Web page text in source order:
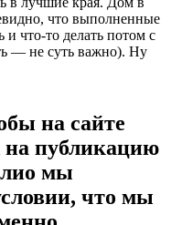
что выполненные
и что-то делать потом с
— не суть важно). Ну
на сайте
публикацию
мы
что мы